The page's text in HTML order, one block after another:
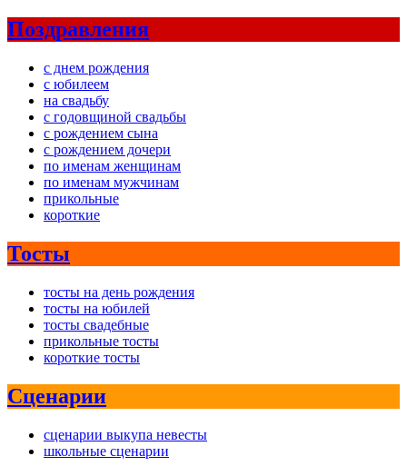
Поздравления
с днем рождения
с юбилеем
на свадьбу
с годовщиной свадьбы
с рождением сына
с рождением дочери
по именам женщинам
по именам мужчинам
прикольные
короткие
Тосты
тосты на день рождения
тосты на юбилей
тосты свадебные
прикольные тосты
короткие тосты
Сценарии
сценарии выкупа невесты
школьные сценарии